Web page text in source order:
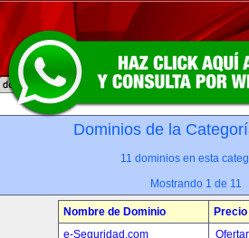
Dominios de la
11 dominios en esta
Mostrando 1 de 11
Nombre de Dominio
Precio
e-Seguridad.com